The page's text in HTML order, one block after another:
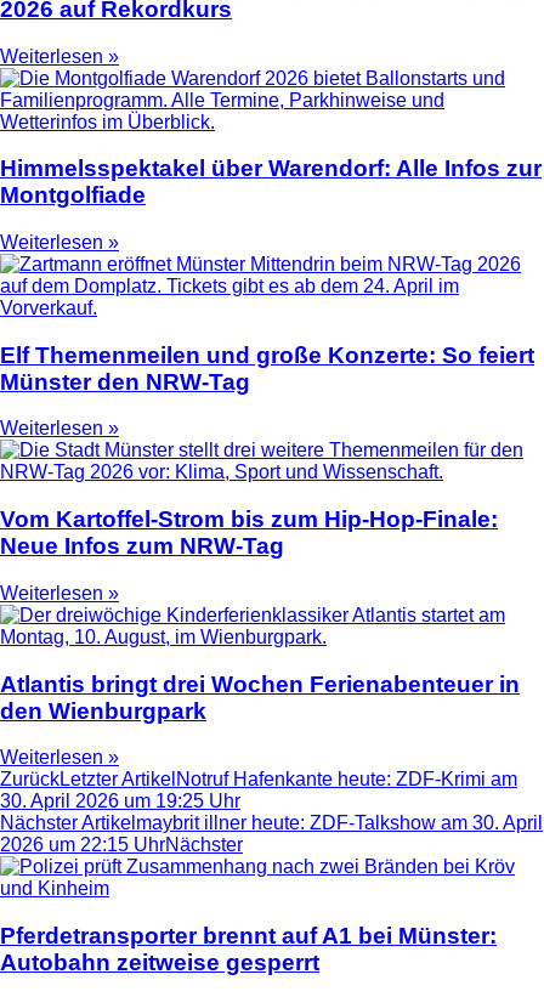
2026 auf Rekordkurs
Weiterlesen »
Himmelsspektakel über Warendorf: Alle Infos zur
Montgolfiade
Weiterlesen »
Elf Themenmeilen und große Konzerte: So feiert
Münster den NRW-Tag
Weiterlesen »
Vom Kartoffel-Strom bis zum Hip-Hop-Finale:
Neue Infos zum NRW-Tag
Weiterlesen »
Atlantis bringt drei Wochen Ferienabenteuer in
den Wienburgpark
Weiterlesen »
ZurückLetzter Artikel Notruf Hafenkante heute: ZDF-Krimi am
30. April 2026 um 19:25 Uhr
Nächster Artikel maybrit illner heute: ZDF-Talkshow am 30. April
2026 um 22:15 UhrNächster
Pferdetransporter brennt auf A1 bei Münster:
Autobahn zeitweise gesperrt